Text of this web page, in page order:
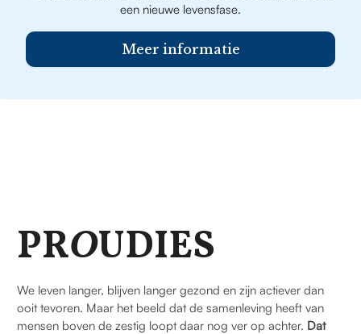
een nieuwe levensfase.
Meer informatie
PROUDIES
We leven langer, blijven langer gezond en zijn actiever dan
ooit tevoren. Maar het beeld dat de samenleving heeft van
mensen boven de zestig loopt daar nog ver op achter. Dat